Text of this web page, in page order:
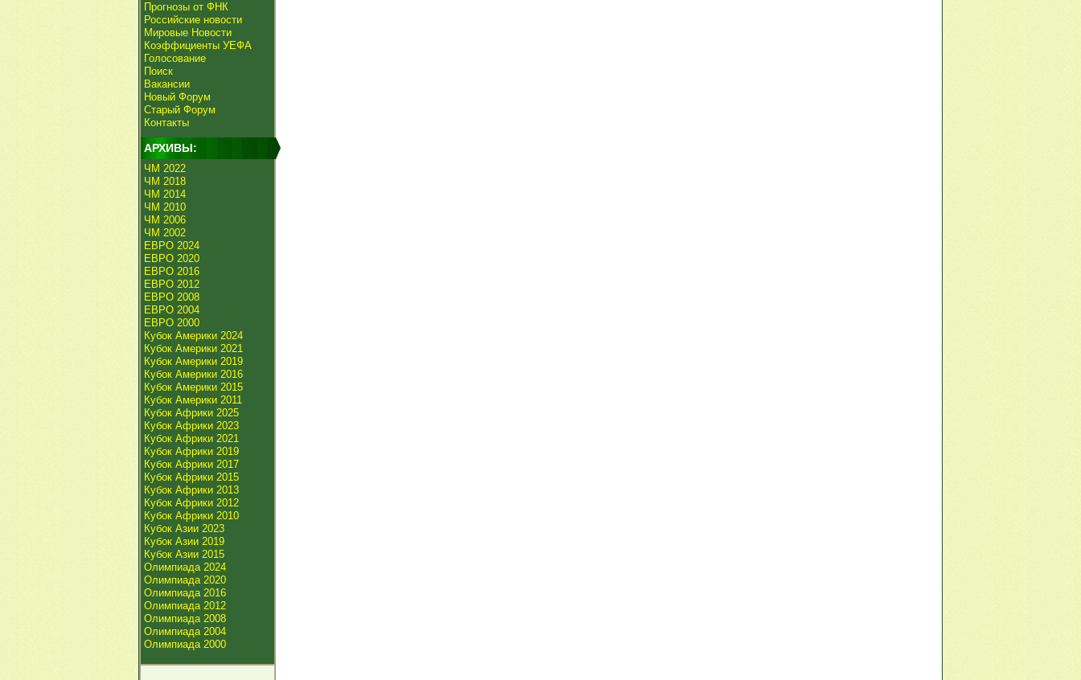
Прогнозы от ФНК
Российские новости
Мировые Новости
Коэффициенты УЕФА
Голосование
Поиск
Вакансии
Новый Форум
Старый Форум
Контакты
АРХИВЫ:
ЧМ 2022
ЧМ 2018
ЧМ 2014
ЧМ 2010
ЧМ 2006
ЧМ 2002
ЕВРО 2024
ЕВРО 2020
ЕВРО 2016
ЕВРО 2012
ЕВРО 2008
ЕВРО 2004
ЕВРО 2000
Кубок Америки 2024
Кубок Америки 2021
Кубок Америки 2019
Кубок Америки 2016
Кубок Америки 2015
Кубок Америки 2011
Кубок Африки 2025
Кубок Африки 2023
Кубок Африки 2021
Кубок Африки 2019
Кубок Африки 2017
Кубок Африки 2015
Кубок Африки 2013
Кубок Африки 2012
Кубок Африки 2010
Кубок Азии 2023
Кубок Азии 2019
Кубок Азии 2015
Олимпиада 2024
Олимпиада 2020
Олимпиада 2016
Олимпиада 2012
Олимпиада 2008
Олимпиада 2004
Олимпиада 2000